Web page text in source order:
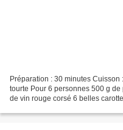
Préparation : 30 minutes
tourte Pour 6 personnes 500 g
de vin rouge corsé 6 belles